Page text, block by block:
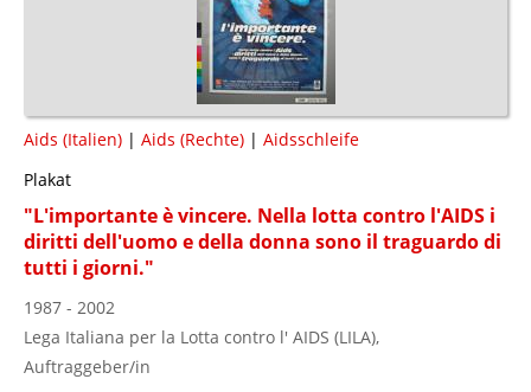
Aids (Italien) | Aids (Rechte) | Aidsschleife
Plakat
"L'importante è vincere. Nella lotta contro l'AIDS i
diritti dell'uomo e della donna sono il traguardo di
tutti i giorni."
1987 - 2002
Lega Italiana per la Lotta contro l' AIDS (LILA),
Auftraggeber/in